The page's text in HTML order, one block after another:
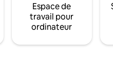
Espace de
travail pour
ordinateur